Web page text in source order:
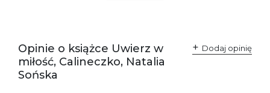
Polska
kontakt@wydajenamsie.pl
+48 61 623 38 38
Opinie o książce Uwierz w
miłość, Calineczko, Natalia
Sońska
Dodaj opinię